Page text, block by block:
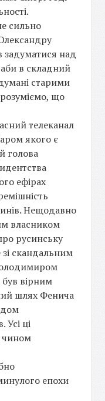
сильно
над
в складний
старими
що
телеканал
якого є
голова
ефірах
Нещодавно
власником
русинську
скандальним
вірним
шлях Фенича
Усі ці
чином
епохи